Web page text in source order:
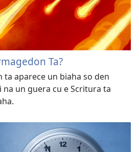
Ta?
ta aparece un biaha so den
un guera cu e Scritura ta